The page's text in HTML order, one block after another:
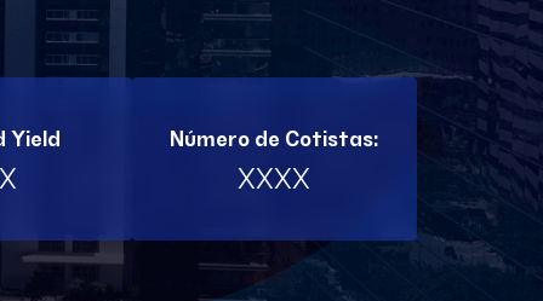
PVBI11
SPTW11
VCJR11
Yield Número de Cotistas:
XXXX